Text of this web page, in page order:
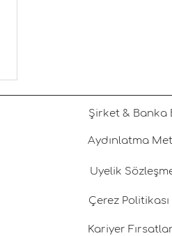
Şirket & Banka
Aydınlatma
Üyelik
Çerez Politikası
Kariyer